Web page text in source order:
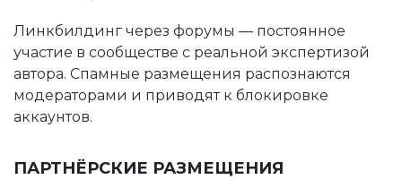
Линкбилдинг через форумы — постоянное
участие в сообществе с реальной экспертизой
автора. Спамные размещения распознаются
модераторами и приводят к блокировке
аккаунтов.
ПАРТНЁРСКИЕ РАЗМЕЩЕНИЯ